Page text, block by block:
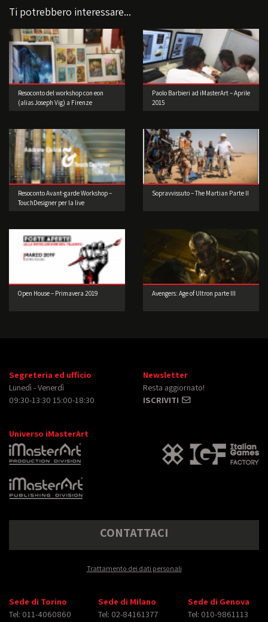
Ti potrebbero interessare...
Resoconto del workshop con eon
(alias Joseph Vig) a Firenze
Paolo Barbieri ad iMasterArt – Aprile
2015
Resoconto Avant-garde Workshop –
TouchDesigner per la live
Sopravvissuto – The Martian Parte II
Open House – Primavera 2019 Avengers: Age of Ultron parte III
Segreteria ed ufficio
Lunedì - Venerdì
09:30-13:30 15:00-18:30
Newsletter
Resta aggiornato!
ISCRIVITI
Universo iMasterArt
CONTATTACI
Trattamento dei dati personali
Sede di Torino
Tel: 011-4060860
Sede di Milano
Tel: 02-84161377
Sede di Genova
Tel: 010-9861113